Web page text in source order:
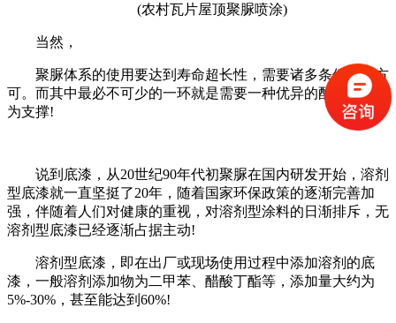
(农村瓦片屋顶聚脲喷涂)
当然，
聚脲体系的使用要达到寿命超长性，需要诸多条件达标方
可。而其中最必不可少的一环就是需要一种优异的配套底漆作
为支撑!
说到底漆，从20世纪90年代初聚脲在国内研发开始，溶剂
型底漆就一直坚挺了20年，随着国家环保政策的逐渐完善加
强，伴随着人们对健康的重视，对溶剂型涂料的日渐排斥，无
溶剂型底漆已经逐渐占据主动!
溶剂型底漆，即在出厂或现场使用过程中添加溶剂的底
漆，一般溶剂添加物为二甲苯、醋酸丁酯等，添加量大约为
5%-30%，甚至能达到60%!